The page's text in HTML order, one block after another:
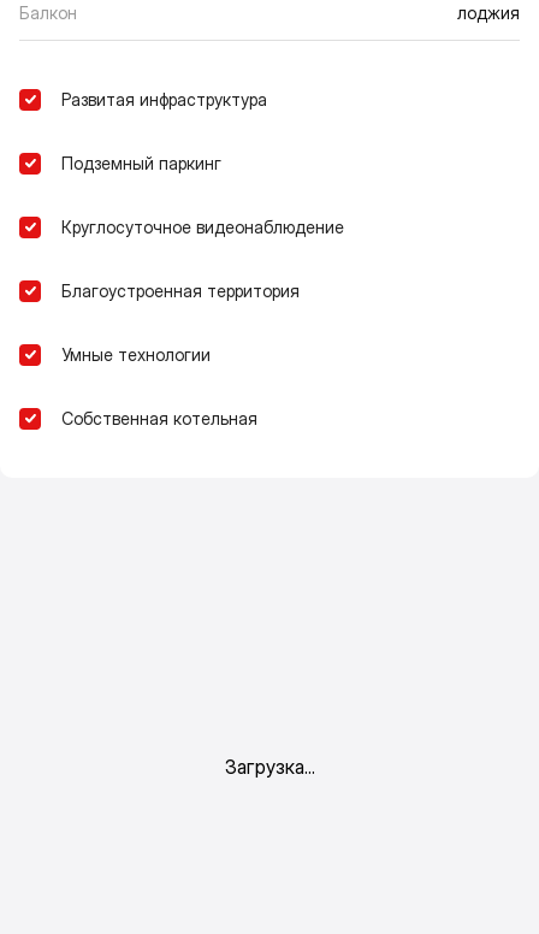
Балкон лоджия
Развитая инфраструктура
Подземный паркинг
Круглосуточное видеонаблюдение
Благоустроенная территория
Умные технологии
Собственная котельная